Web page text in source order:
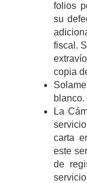
folios
su
fiscal.
copia
blanco.
La
carta
este
de